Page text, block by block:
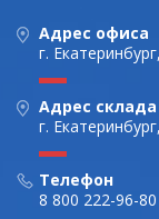
Адрес офиса
г.
Адрес склада
г.
Телефон
8 800 222-96-80